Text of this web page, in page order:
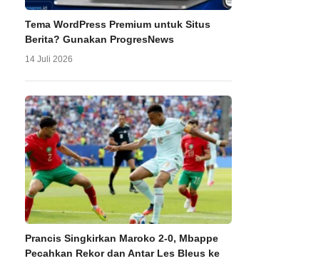
Tema WordPress Premium untuk Situs
Berita? Gunakan ProgresNews
14 Juli 2026
Prancis Singkirkan Maroko 2-0, Mbappe
Pecahkan Rekor dan Antar Les Bleus ke